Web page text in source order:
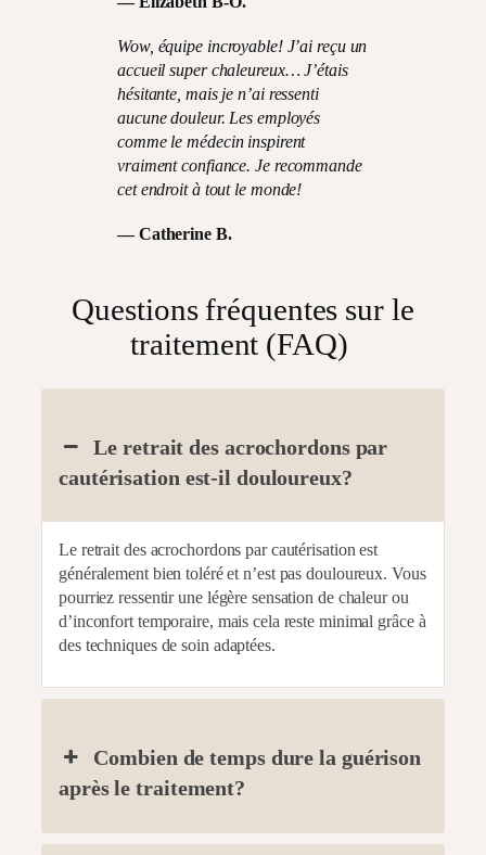
Wow, équipe incroyable! J’ai reçu un
accueil super chaleureux… J’étais
hésitante, mais je n’ai ressenti
aucune douleur. Les employés
comme le médecin inspirent
vraiment confiance. Je recommande
cet endroit à tout le monde!
—Catherine B.
Questions fréquentes sur le
traitement (FAQ)
Le retrait des acrochordons par
cautérisation est-il douloureux?
Le retrait des acrochordons par cautérisation est
généralement bien toléré et n’est pas douloureux. Vous
pourriez ressentir une légère sensation de chaleur ou
d’inconfort temporaire, mais cela reste minimal grâce à
des techniques de soin adaptées.
Combien de temps dure la guérison
après le traitement?